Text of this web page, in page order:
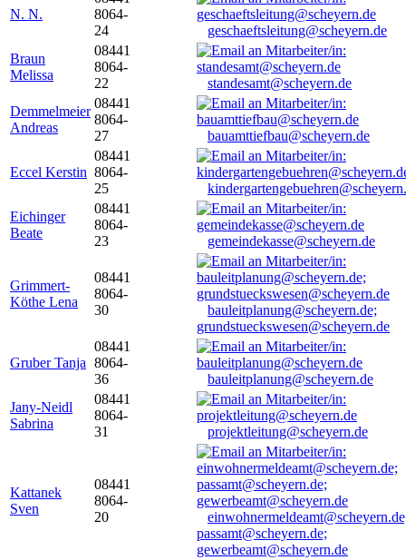
N. N.
8064-
24
geschaeftsleitung@scheyern.de
Braun
Melissa
08441
8064-
22
standesamt@scheyern.de
Demmelmeier
Andreas
08441
8064-
27
bauamttiefbau@scheyern.de
Eccel Kerstin
08441
8064-
25
Eichinger
Beate
08441
8064-
23
gemeindekasse@scheyern.de
Grimmert-
Köthe Lena
08441
8064-
30
bauleitplanung@scheyern.de;
grundstueckswesen@scheyern.de
Gruber Tanja
08441
8064-
36
bauleitplanung@scheyern.de
Jany-Neidl
Sabrina
08441
8064-
31
projektleitung@scheyern.de
Kattanek
Sven
08441
8064-
20
passamt@scheyern.de;
gewerbeamt@scheyern.de